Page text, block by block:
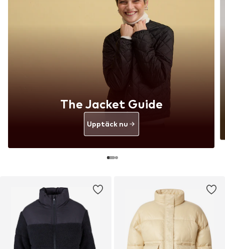
The Jacket Guide
Upptäck nu